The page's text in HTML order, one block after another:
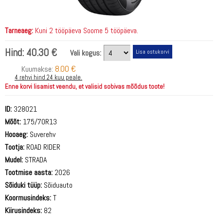
Tarneaeg: Kuni 2 tööpäeva Soome 5 tööpäeva.
Hind: 40.30 €
Vali kogus:
Kuumakse: 8.00 €
4 rehvi hind 24 kuu peale.
Enne korvi lisamist veendu, et valisid sobivas mõõdus toote!
ID: 328021
Mõõt: 175/70R13
Hooaeg: Suverehv
Tootja: ROAD RIDER
Mudel: STRADA
Tootmise aasta: 2026
Sõiduki tüüp: Sõiduauto
Koormusindeks:T
Kiirusindeks: 82